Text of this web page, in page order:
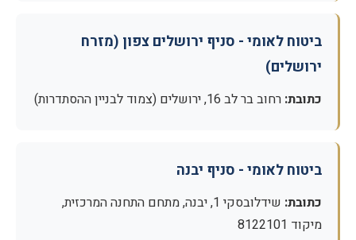
ביטוח לאומי - סניף ירושלים צפון (מזרח
ירושלים)
כתובת: רחוב בר לב 16, ירושלים (צמוד לבניין ההסתדרות)
ביטוח לאומי - סניף יבנה
כתובת:
שידלובסקי 1, יבנה, מתחם התחנה המרכזית,
מיקוד 8122101